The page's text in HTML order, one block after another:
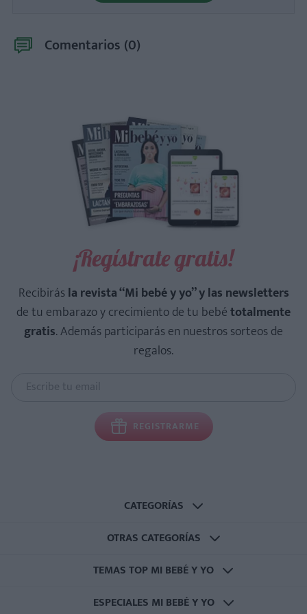
Comentarios (0)
¡Regístrate gratis!
Recibirásla revista “Mi bebé y yo” y las newsletters
de tu embarazo y crecimiento de tu bebétotalmente
gratis. Además participarás en nuestros sorteos de
regalos.
REGISTRARME
CATEGORÍAS
OTRAS CATEGORÍAS
TEMAS TOP MI BEBÉ Y YO
ESPECIALES MI BEBÉ Y YO